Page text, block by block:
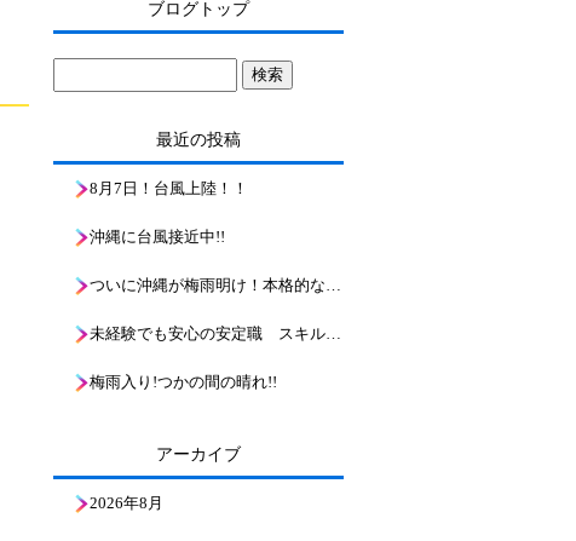
ブログトップ
最近の投稿
8月7日！台風上陸！！
沖縄に台風接近中!!
ついに沖縄が梅雨明け！本格的な夏到来と、これからのボーリング現場の熱い戦い
未経験でも安心の安定職 スキルアップ！地層の魅力と基礎知識を解説
梅雨入り!つかの間の晴れ!!
アーカイブ
2026年8月